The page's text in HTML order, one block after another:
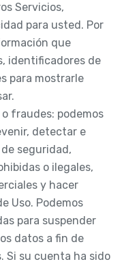
Servicios,
para usted. Por
que
identificadores de
para mostrarle
fraudes: podemos
detectar e
seguridad,
o ilegales,
y hacer
Uso. Podemos
para suspender
datos a fin de
Si su cuenta ha sido